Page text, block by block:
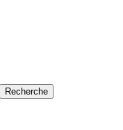
Recherche